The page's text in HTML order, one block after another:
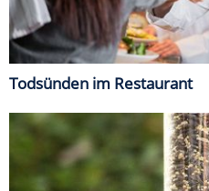
Todsünden im Restaurant